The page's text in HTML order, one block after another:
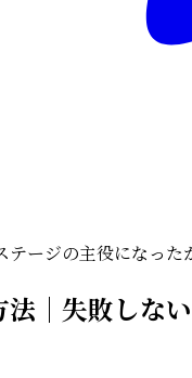
ージの主役になっ
｜失敗しな